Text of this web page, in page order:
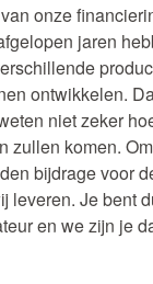
onze
jaren
ontwikkelen.
niet zeker
zullen komen.
bijdrage voor
leveren. Je bent
en we zijn je